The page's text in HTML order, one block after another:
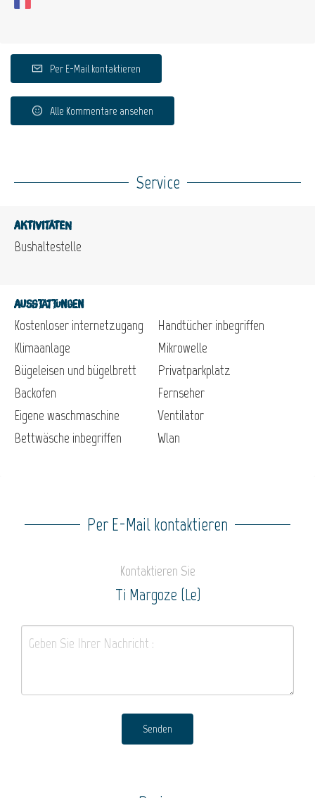
Per E-Mail kontaktieren
Alle Kommentare ansehen
Service
Aktivitäten
Bushaltestelle
Ausstattungen
Kostenloser internetzugang
Klimaanlage
Bügeleisen und bügelbrett
Backofen
Eigene waschmaschine
Bettwäsche inbegriffen
Handtücher inbegriffen
Mikrowelle
Privatparkplatz
Fernseher
Ventilator
Wlan
Per E-Mail kontaktieren
Kontaktieren Sie
Ti Margoze (Le)
Senden